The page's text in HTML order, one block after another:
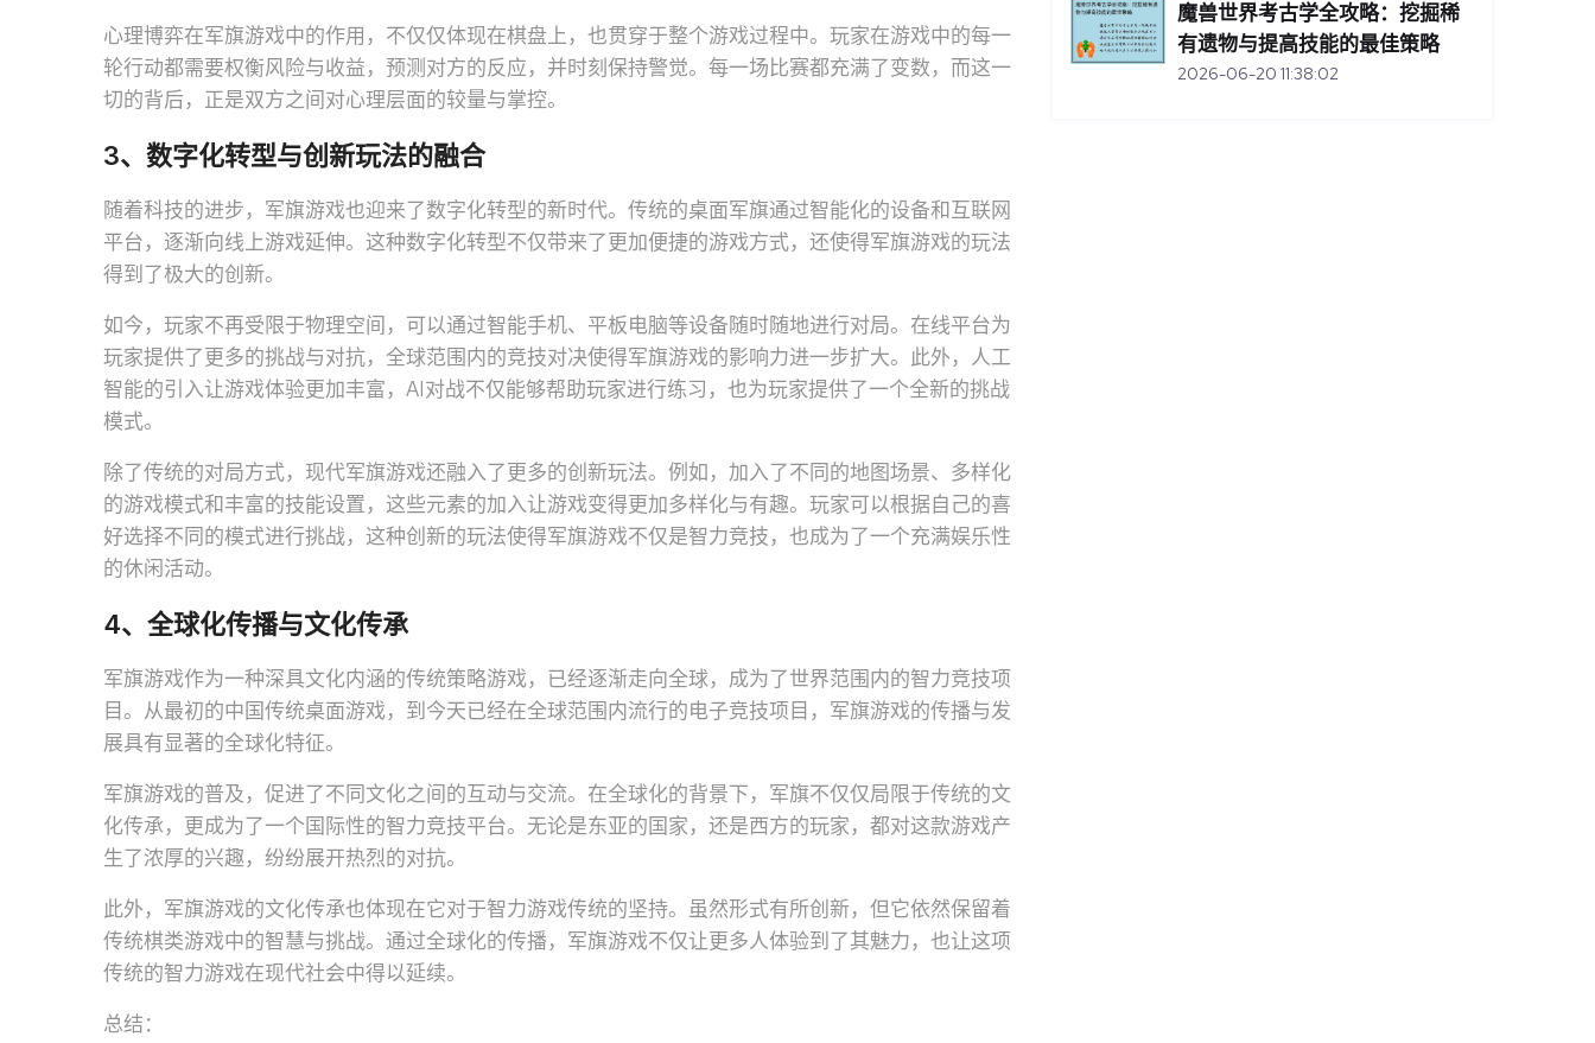
心理博弈在军旗游戏中的作用，不仅仅体现在棋盘上，也贯穿于整个游戏过程中。玩家在游戏中的每一
轮行动都需要权衡风险与收益，预测对方的反应，并时刻保持警觉。每一场比赛都充满了变数，而这一
切的背后，正是双方之间对心理层面的较量与掌控。
3、数字化转型与创新玩法的融合
随着科技的进步，军旗游戏也迎来了数字化转型的新时代。传统的桌面军旗通过智能化的设备和互联网
平台，逐渐向线上游戏延伸。这种数字化转型不仅带来了更加便捷的游戏方式，还使得军旗游戏的玩法
得到了极大的创新。
如今，玩家不再受限于物理空间，可以通过智能手机、平板电脑等设备随时随地进行对局。在线平台为
玩家提供了更多的挑战与对抗，全球范围内的竞技对决使得军旗游戏的影响力进一步扩大。此外，人工
智能的引入让游戏体验更加丰富，AI对战不仅能够帮助玩家进行练习，也为玩家提供了一个全新的挑战
模式。
除了传统的对局方式，现代军旗游戏还融入了更多的创新玩法。例如，加入了不同的地图场景、多样化
的游戏模式和丰富的技能设置，这些元素的加入让游戏变得更加多样化与有趣。玩家可以根据自己的喜
好选择不同的模式进行挑战，这种创新的玩法使得军旗游戏不仅是智力竞技，也成为了一个充满娱乐性
的休闲活动。
4、全球化传播与文化传承
军旗游戏作为一种深具文化内涵的传统策略游戏，已经逐渐走向全球，成为了世界范围内的智力竞技项
目。从最初的中国传统桌面游戏，到今天已经在全球范围内流行的电子竞技项目，军旗游戏的传播与发
展具有显著的全球化特征。
军旗游戏的普及，促进了不同文化之间的互动与交流。在全球化的背景下，军旗不仅仅局限于传统的文
化传承，更成为了一个国际性的智力竞技平台。无论是东亚的国家，还是西方的玩家，都对这款游戏产
生了浓厚的兴趣，纷纷展开热烈的对抗。
此外，军旗游戏的文化传承也体现在它对于智力游戏传统的坚持。虽然形式有所创新，但它依然保留着
传统棋类游戏中的智慧与挑战。通过全球化的传播，军旗游戏不仅让更多人体验到了其魅力，也让这项
传统的智力游戏在现代社会中得以延续。
总结：
魔兽世界考古学全攻略：挖掘稀
有遗物与提高技能的最佳策略
2026-06-20 11:38:02